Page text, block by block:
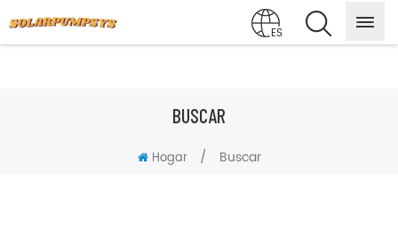
ES
BUSCAR
Hogar / Buscar